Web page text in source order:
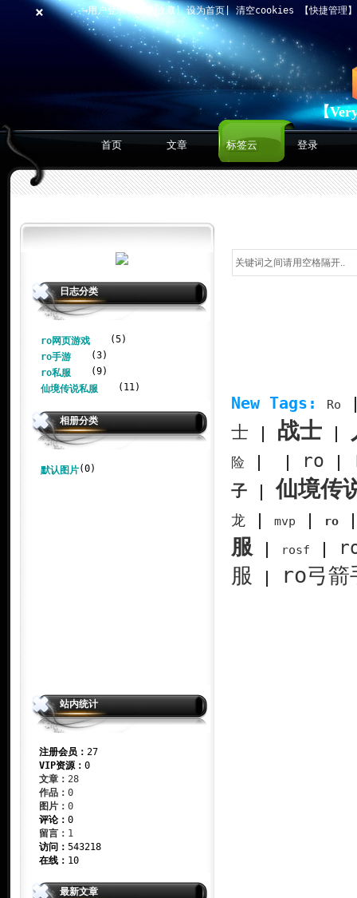
× →用户登录| 加入收藏|设为首页|清空cookies 【快捷管理
首页 文章 标签云 登录
【
日志分类
ro网页游戏
(5)
ro手游
(3)
ro私服
(9)
仙境传说私服
(11)
相册分类
默认图片(0)
站内统计
注册会员： 27
VIP资源： 0
文章： 28
作品： 0
图片： 0
评论： 0
留言： 1
访问： 543218
在线： 10
最新文章
New Tags: Ro
士 | 战士 |
险 | | ro |
子 |仙境传
龙 | mvp | ro
服 | rosf |
服 | ro弓箭